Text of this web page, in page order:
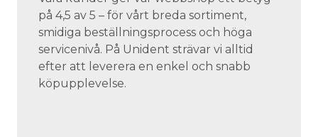
på 4,5 av 5 – för vårt breda sortiment,
smidiga beställningsprocess och höga
servicenivå. På Unident strävar vi alltid
efter att leverera en enkel och snabb
köpupplevelse.